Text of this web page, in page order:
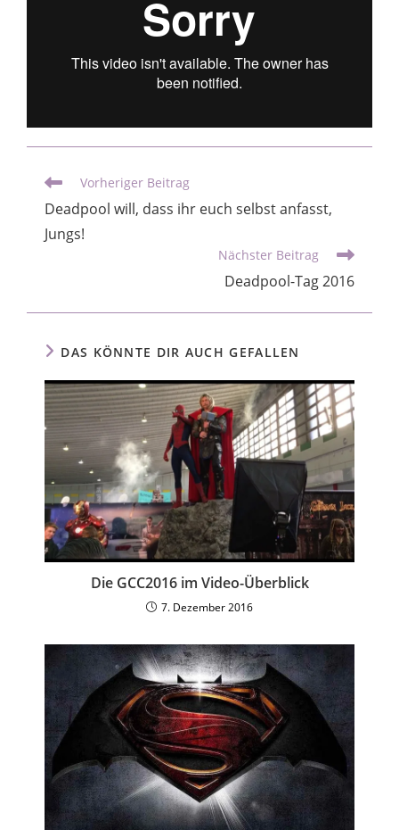
Vorheriger Beitrag
Deadpool will, dass ihr euch selbst anfasst,
Jungs!
Nächster Beitrag
Deadpool-Tag 2016
DAS KÖNNTE DIR AUCH GEFALLEN
Die GCC2016 im Video-Überblick
7. Dezember 2016